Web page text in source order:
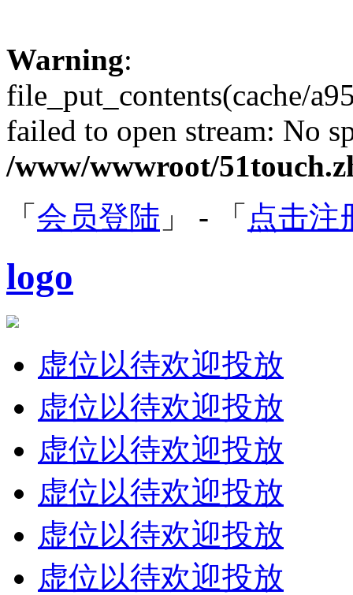
Warning:
file_put_contents(cache/
failed to open stream: No
/www/wwwroot/
「 会员登陆 」 - 「 点击注
logo
虚位以待欢迎投放
虚位以待欢迎投放
虚位以待欢迎投放
虚位以待欢迎投放
虚位以待欢迎投放
虚位以待欢迎投放